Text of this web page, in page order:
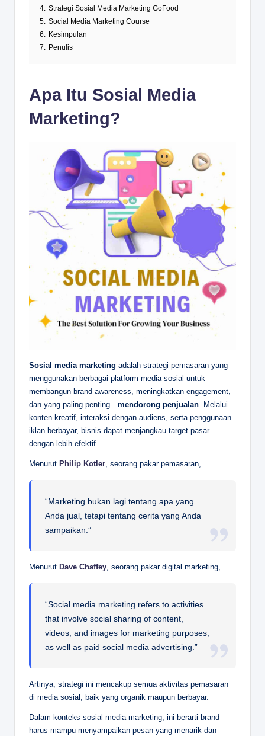
4.
Strategi Sosial Media Marketing GoFood
5.
Social Media Marketing Course
6.
Kesimpulan
7.
Penulis
Apa Itu Sosial Media
Marketing?
Sosial media marketing adalah strategi pemasaran yang
menggunakan berbagai platform media sosial untuk
membangun brand awareness, meningkatkan engagement,
dan yang paling penting—mendorong penjualan. Melalui
konten kreatif, interaksi dengan audiens, serta penggunaan
iklan berbayar, bisnis dapat menjangkau target pasar
dengan lebih efektif.
Menurut Philip Kotler, seorang pakar pemasaran,
“Marketing bukan lagi tentang apa yang
Anda jual, tetapi tentang cerita yang Anda
sampaikan.”
Menurut Dave Chaffey, seorang pakar digital marketing,
“Social media marketing refers to activities
that involve social sharing of content,
videos, and images for marketing purposes,
as well as paid social media advertising.”
Artinya, strategi ini mencakup semua aktivitas pemasaran
di media sosial, baik yang organik maupun berbayar.
Dalam konteks sosial media marketing, ini berarti brand
harus mampu menyampaikan pesan yang menarik dan